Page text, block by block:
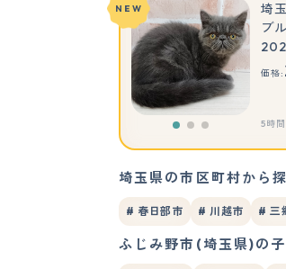
NEW 埼
ブ
価格:
5時
埼玉県の市区町村から
# 春日部市 # 川越市 # 三
ふじみ野市(埼玉県)の